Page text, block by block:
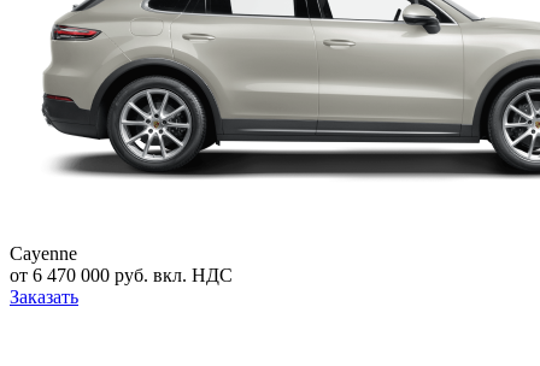
Cayenne
от 6 470 000 руб. вкл. НДС
Заказать